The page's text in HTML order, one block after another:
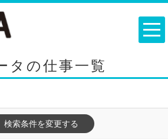
タの仕事一覧
検索条件を変更する